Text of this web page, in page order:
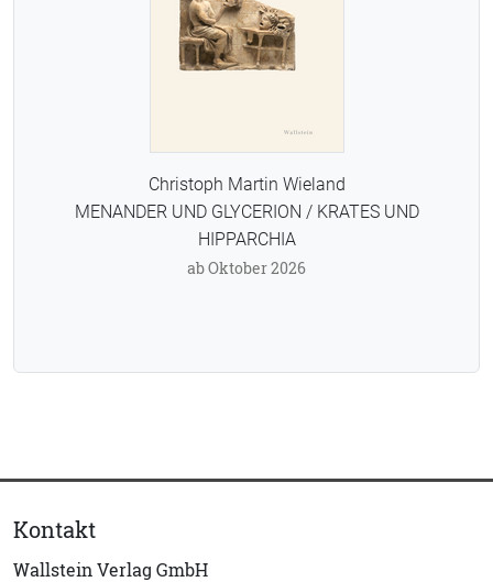
Christoph Martin Wieland
MENANDER UND GLYCERION / KRATES UND
HIPPARCHIA
ab Oktober 2026
Kontakt
Wallstein Verlag GmbH